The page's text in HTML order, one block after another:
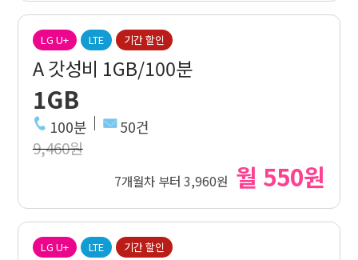
LG U+ LTE 기간 할인
A 갓성비 1GB/100분
1GB
100분 50건
9,460원
7개월차 부터 3,960원 월 550원
LG U+ LTE 기간 할인